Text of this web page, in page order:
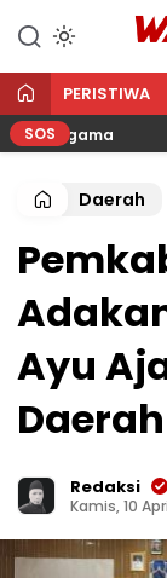
PERISTIWA
SOS
Daerah
Ayu
Daerah
Redaksi
Kamis, 10